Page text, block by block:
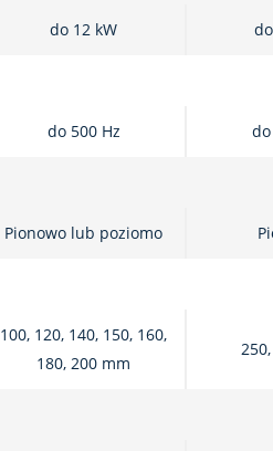
do 12 kW
do 500 Hz
Pionowo lub poziomo
100, 120, 140, 150, 160,
180, 200 mm